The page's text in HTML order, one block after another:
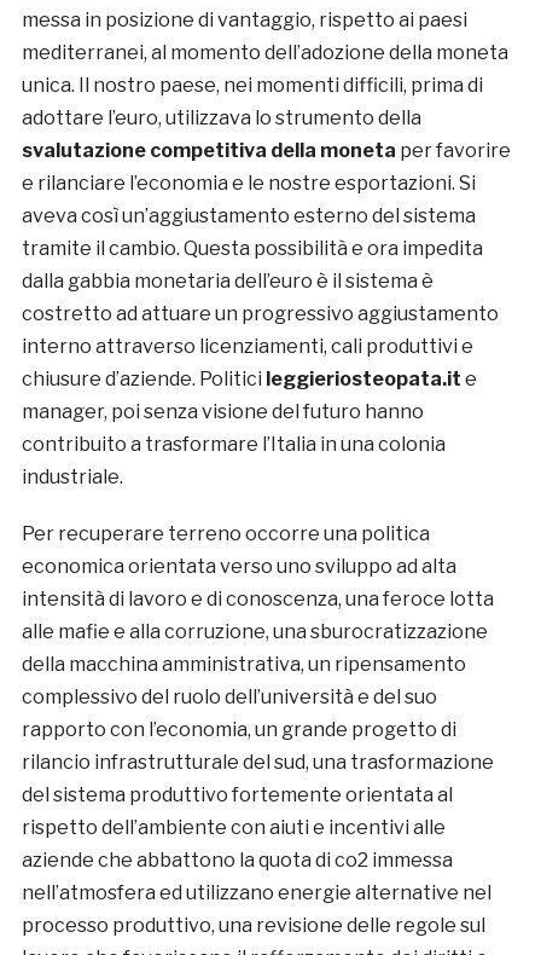
messa in posizione di vantaggio, rispetto ai paesi
mediterranei, al momento dell’adozione della moneta
unica. Il nostro paese, nei momenti difficili, prima di
adottare l’euro, utilizzava lo strumento della
svalutazione competitiva della moneta per favorire
e rilanciare l’economia e le nostre esportazioni. Si
aveva così un’aggiustamento esterno del sistema
tramite il cambio. Questa possibilità e ora impedita
dalla gabbia monetaria dell’euro è il sistema è
costretto ad attuare un progressivo aggiustamento
interno attraverso licenziamenti, cali produttivi e
chiusure d’aziende. Politici leggieriosteopata.it e
manager, poi senza visione del futuro hanno
contribuito a trasformare l’Italia in una colonia
industriale.
Per recuperare terreno occorre una politica
economica orientata verso uno sviluppo ad alta
intensità di lavoro e di conoscenza, una feroce lotta
alle mafie e alla corruzione, una sburocratizzazione
della macchina amministrativa, un ripensamento
complessivo del ruolo dell’università e del suo
rapporto con l’economia, un grande progetto di
rilancio infrastrutturale del sud, una trasformazione
del sistema produttivo fortemente orientata al
rispetto dell’ambiente con aiuti e incentivi alle
aziende che abbattono la quota di co2 immessa
nell’atmosfera ed utilizzano energie alternative nel
processo produttivo, una revisione delle regole sul